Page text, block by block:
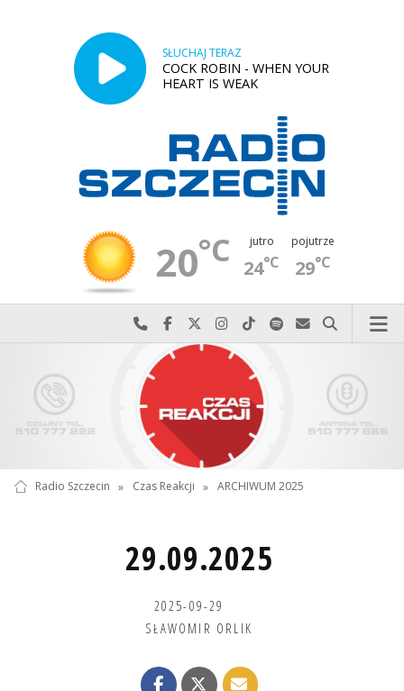
SŁUCHAJ TERAZ
COCK ROBIN - WHEN YOUR
HEART IS WEAK
20°C jutro
24°C
pojutrze
29°C
Najlepiej po prostu do nas zadzwoń
Odwiedź nas na Facebook-u
Odwiedź nas na X
Odwiedź nas na Instagram-ie
Odwiedź nas na TikTok-u
Szukaj nas na Spotify
Wyślij do nas
Szukaj
Radio Szczecin » Czas Reakcji » ARCHIWUM 2025
29.09.2025
2025-09-29
SŁAWOMIR ORLIK